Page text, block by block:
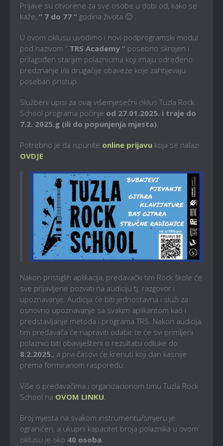
Prijave su otvorene za sve osobe u dobi od, kako se
kaže, ” 7 do 77 “ godina života 🙂 .
U ovom ciklusu uvodimo i novi podprogramski modul
pod nazivom “ TRS Academy “ posebno skrojen i
prilagođen starijim polaznicima koji imaju određeno
predznanje i/ili drugačije obaveze koje zahtijevaju
poseban pristup.
Službeni upisi za ovaj višemjesečni ciklus Tuzla Rock
School programa počinje od 27.01.2025. i traje do
7.2. 2025.g (ili do popunjenja mjesta).
Potrebno je da ispunite online prijavu koja se nalazi
OVDJE.
Nakon pristiglih aplikacija, predavački tim Rock škole će
sve prijavljene pozvati na audiciju tj. razgovor i
upoznavanje. Audicija će biti jednostavna i služi za
osnovno upoznavanje sa svakim aplikantom kao i
predstavljanje metoda i programa TRS. Nakon audicija,
tim predavača će napraviti odabir te će svi primljeni
polaznici biti obaviješteni o rezultatu odluke do
8.2.2025., a prvi časovi će krenuti koji dan kasnije
prema formiranom rasporedu.
Više o predavačima i organizacionom timu Tuzla Rock
School na OVOM LINKU.
Broj mjesta na svakom instrumentu/smjeru je
ograničen, a ukupni kapacitet broja polaznika u ovom
ciklusu je oko 40 osoba.